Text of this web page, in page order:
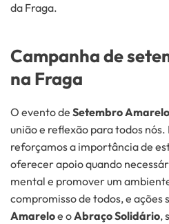
da Fraga.
Campanha de
na Fraga
O evento de Setembro Amarelo
união e reflexão para todos nós.
reforçamos a importância de
oferecer apoio quando
mental e promover um
compromisso de todos, e ações
Amareloe oAbraço Solidário,